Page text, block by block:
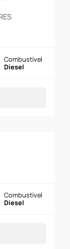
Combustível
Diesel
Combustível
Diesel